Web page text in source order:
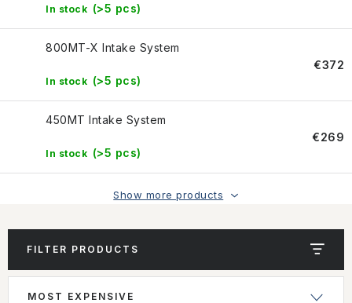
In stock (>5 pcs)
800MT-X Intake System
In stock (>5 pcs)
€372
450MT Intake System
In stock (>5 pcs)
€269
Show more products
FILTER PRODUCTS
MOST EXPENSIVE